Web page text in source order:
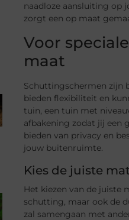
naadloze aansluiting op
zorgt een op maat
Voor
maat
Schuttingschermen zijn
bieden flexibiliteit en
tuin, een tuin met
afbakening zodat jij een
bieden van privacy en
jouw buitenruimte.
Kies de juiste
Het kiezen van de juiste
schutting, maar ook de
zal samengaan met